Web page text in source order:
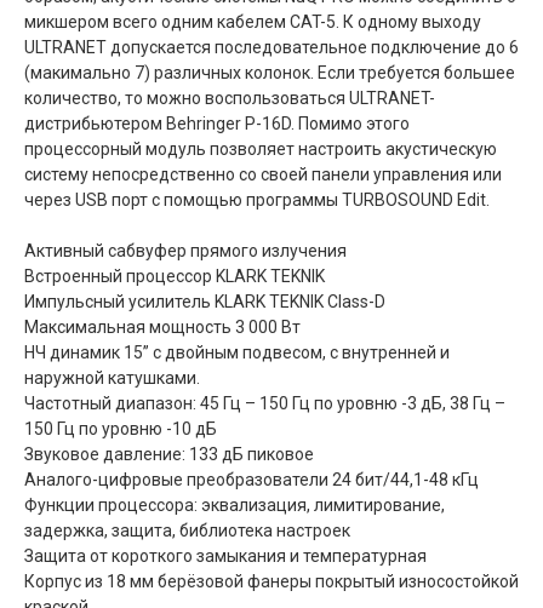
микшером всего одним кабелем CAT-5. К одному выходу
ULTRANET допускается последовательное подключение до 6
(макимально 7) различных колонок. Если требуется большее
количество, то можно воспользоваться ULTRANET-
дистрибьютером Behringer P-16D. Помимо этого
процессорный модуль позволяет настроить акустическую
систему непосредственно со своей панели управления или
через USB порт с помощью программы TURBOSOUND Edit.
Активный сабвуфер прямого излучения
Встроенный процессор KLARK TEKNIK
Импульсный усилитель KLARK TEKNIK Class-D
Макcимальная мощность 3 000 Вт
НЧ динамик 15” с двойным подвесом, с внутренней и
наружной катушками.
Частотный диапазон: 45 Гц – 150 Гц по уровню -3 дБ, 38 Гц –
150 Гц по уровню -10 дБ
Звуковое давление: 133 дБ пиковое
Аналого-цифровые преобразователи 24 бит/44,1-48 кГц
Функции процессора: эквализация, лимитирование,
задержка, защита, библиотека настроек
Защита от короткого замыкания и температурная
Корпус из 18 мм берёзовой фанеры покрытый износостойкой